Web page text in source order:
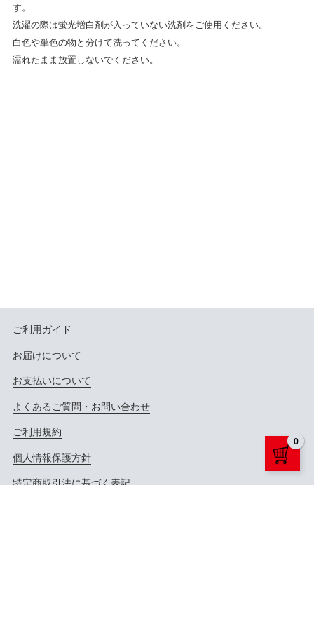
0
す。
洗濯の際は蛍光増白剤が入っていない洗剤をご使用ください。
白色や単色の物と分けて洗ってください。
濡れたまま放置しないでください。
ご利用ガイド
お届けについて
お支払いについて
よくあるご質問・お問い合わせ
ご利用規約
個人情報保護方針
特定商取引法に基づく表記